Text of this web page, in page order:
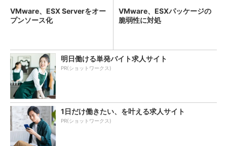
VMware、ESX Serverをオー
プンソース化
VMware、ESXパッケージの
脆弱性に対処
明日働ける単発バイト求人サイト
PR(ショットワークス)
1日だけ働きたい、を叶える求人サイト
PR(ショットワークス)